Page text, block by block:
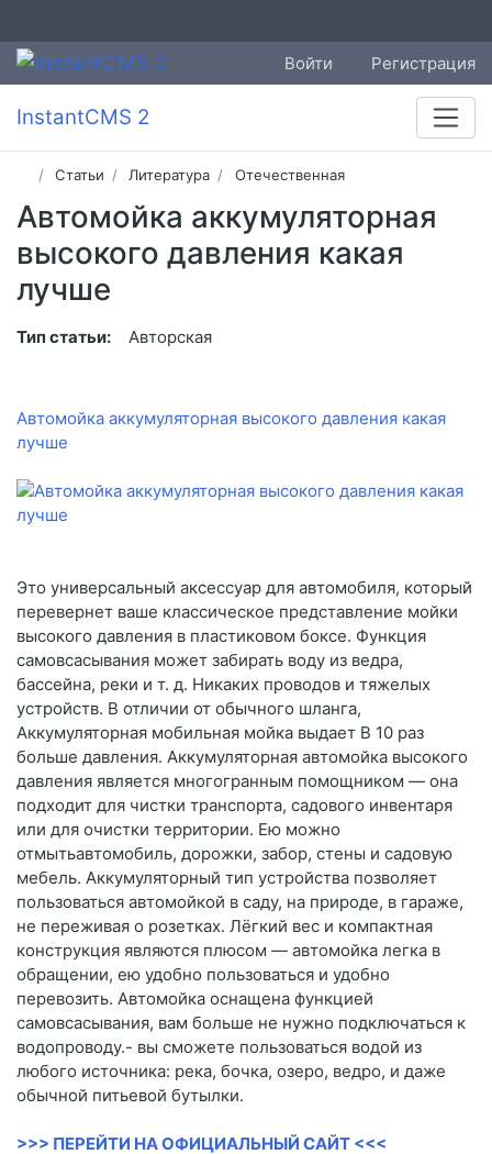
Войти Регистрация
InstantCMS 2
Статьи Литература Отечественная
Автомойка аккумуляторная
высокого давления какая
лучше
Тип статьи: Авторская
Автомойка аккумуляторная высокого давления какая
лучше
Это универсальный аксессуар для автомобиля, который
перевернет ваше классическое представление мойки
высокого давления в пластиковом боксе. Функция
самовсасывания может забирать воду из ведра,
бассейна, реки и т. д. Никаких проводов и тяжелых
устройств. В отличии от обычного шланга,
Аккумуляторная мобильная мойка выдает В 10 раз
больше давления. Аккумуляторная автомойка высокого
давления является многогранным помощником — она
подходит для чистки транспорта, садового инвентаря
или для очистки территории. Ею можно
отмытьавтомобиль, дорожки, забор, стены и садовую
мебель. Аккумуляторный тип устройства позволяет
пользоваться автомойкой в саду, на природе, в гараже,
не переживая о розетках. Лёгкий вес и компактная
конструкция являются плюсом — автомойка легка в
обращении, ею удобно пользоваться и удобно
перевозить. Автомойка оснащена функцией
самовсасывания, вам больше не нужно подключаться к
водопроводу.- вы сможете пользоваться водой из
любого источника: река, бочка, озеро, ведро, и даже
обычной питьевой бутылки.
>>> ПЕРЕЙТИ НА ОФИЦИАЛЬНЫЙ САЙТ <<<